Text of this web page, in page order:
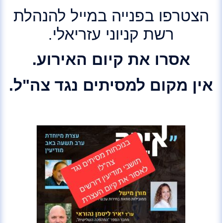
הצטרפו בפנייה במייל להנהלת
רשת קניוני עזריאלי.
אסרו את קיום האירוע.
אין מקום למסיתים נגד צה"ל.